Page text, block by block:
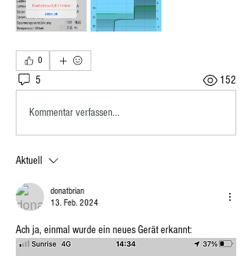
0
5 152
Kommentar verfassen...
Aktuell
donatbrian
13. Feb. 2024
Ach ja, einmal wurde ein neues Gerät erkannt: